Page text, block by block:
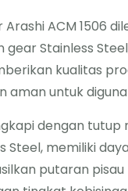
ACM 1506
gear Stainless
kualitas
aman untuk
dengan
Steel, memiliki
putaran